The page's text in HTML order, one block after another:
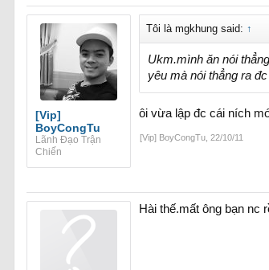
[Vip]
BoyCongTu
Lãnh Đạo Trận
Chiến
Tôi là mgkhung said: ↑
Ukm.mình ăn nói
yêu mà nói thẳng ra
ôi vừa lập đc cái ních
[Vip] BoyCongTu 22/10/11
Hài thế.mất ông bạn nc